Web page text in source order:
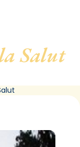
Salut,